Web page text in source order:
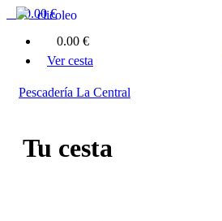
0.00 €
clicoleo
0.00 €
Ver cesta
Pescadería La Central
Tu cesta